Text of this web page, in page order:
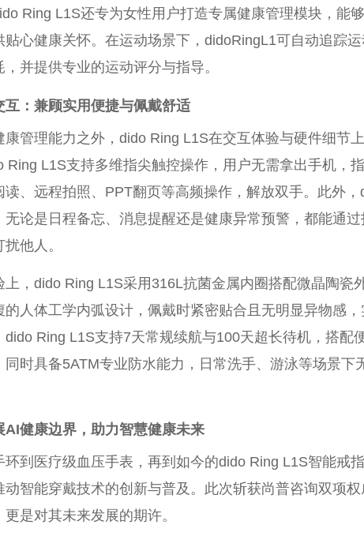
Ring L1S还专为女性用户打造专属健康管理模块，能
贴心健康关怀。在运动场景下，didoRingL1可自动追踪
并提供专业的运动评分与指导。
互：兼顾实用便捷与佩戴舒适
康管理能力之外，dido Ring L1S在交互体验与硬件细节
Ring L1S支持多维指尖触控操作，用户无需拿出手机，
读、远程拍照、PPT翻页等高频操作，解放双手。此外
无论是日程备忘、消息提醒还是健康异常预警，都能通
他人。
上，dido Ring L1S采用316L抗菌金属内圈搭配微晶陶瓷
的人体工学内弧设计，佩戴时紧密贴合且无明显异物感
dido Ring L1S支持7天常规续航与100天超长待机，搭配
同时具备5ATM专业防水能力，日常洗手、游泳等场景下
AI健康边界，助力智慧健康未来
环到医疗级血压手表，再到如今的dido Ring L1S智能戒
动智能穿戴技术的创新与普及。此次斩获尚普咨询双项
是对其未来发展的期许。